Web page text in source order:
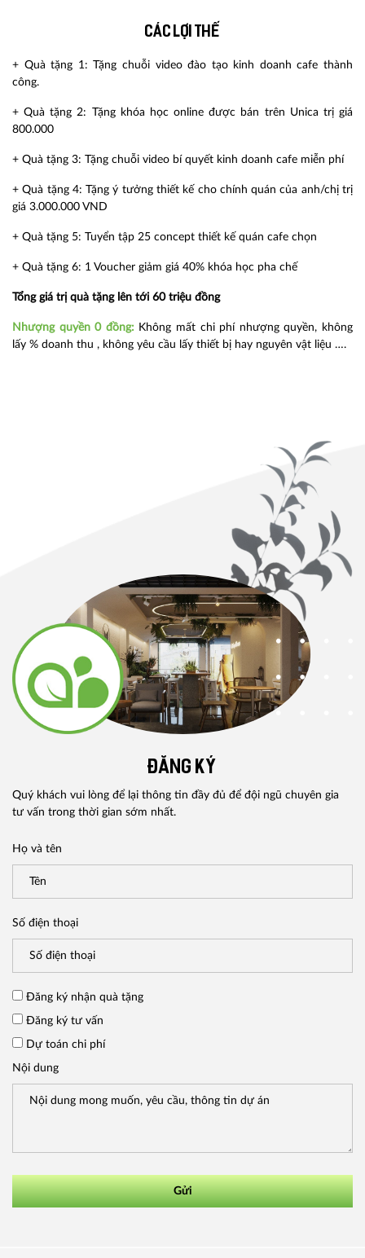
Các lợi thế
+ Quà tặng 1: Tặng chuỗi video đào tạo kinh doanh cafe thành
công.
+ Quà tặng 2: Tặng khóa học online được bán trên Unica trị giá
800.000
+ Quà tặng 3: Tặng chuỗi video bí quyết kinh doanh cafe miễn phí
+ Quà tặng 4: Tặng ý tưởng thiết kế cho chính quán của anh/chị trị
giá 3.000.000 VND
+ Quà tặng 5: Tuyển tập 25 concept thiết kế quán cafe chọn
+ Quà tặng 6: 1 Voucher giảm giá 40% khóa học pha chế
Tổng giá trị quà tặng lên tới 60 triệu đồng
Nhượng quyền 0 đồng: Không mất chi phí nhượng quyền, không
lấy % doanh thu , không yêu cầu lấy thiết bị hay nguyên vật liệu ….
ĐĂNG KÝ
Quý khách vui lòng để lại thông tin đầy đủ để đội ngũ chuyên gia
tư vấn trong thời gian sớm nhất.
Họ và tên
Số điện thoại
Đăng ký nhận quà tặng
Đăng ký tư vấn
Dự toán chi phí
Nội dung
Gửi